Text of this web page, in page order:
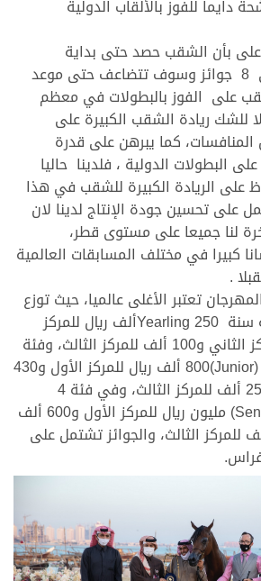
للفوز بالألقاب الدولية
بأن الشقب حصد حتى بداية
منافسات اليوم الثاني 8 جوائز وسوف تتضاعف حتى موعد
على الفوز بالبطولات في معظم
للشك ريادة الشقب الكبيرة على
كما يبرهن على قدرة
البطولات الدولية ، فلدينا حاليا
على الريادة الكبيرة للشقب في هذا
على تحسين جودة الإنتاج لدينا لان
لنا جميعا على مستوى قطر،
في مختلف المسابقات العالمية
.
تعتبر الأغلى عالميا، حيث توزع
على النحو التالي: فئة سنة Yearling 250ألف ريال للمركز
الأول و150 ألف للمركز الثاني و100 ألف للمركز الثالث، وفئة
سنتين إلى 3 سنوات (Junior)800 ألف ريال للمركز الأول و430
ألف للمركز الثاني و250 ألف للمركز الثالث، وفي فئة 4
سنوات وما فوق (Senior) مليون ريال للمركز الأول و600 ألف
الثاني و300 ألف للمركز الثالث، والجوائز تشتمل على